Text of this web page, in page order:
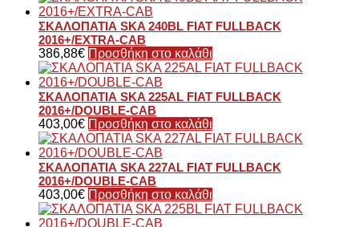
ΣΚΑΛΟΠΑΤΙΑ SKA 240BL FIAT FULLBACK
2016+/EXTRA-CAB
386,88€ Προσθήκη στο καλάθι
ΣΚΑΛΟΠΑΤΙΑ SKA 225AL FIAT FULLBACK
2016+/DOUBLE-CAB
403,00€ Προσθήκη στο καλάθι
ΣΚΑΛΟΠΑΤΙΑ SKA 227AL FIAT FULLBACK
2016+/DOUBLE-CAB
403,00€ Προσθήκη στο καλάθι